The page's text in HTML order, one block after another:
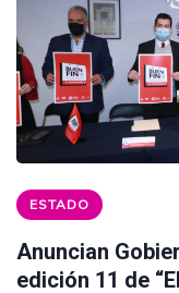
ESTADO
Anuncian
edición 11 de